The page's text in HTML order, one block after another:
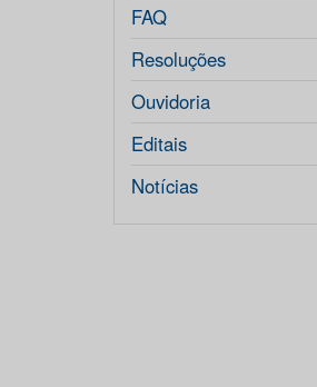
FAQ
Resoluções
Ouvidoria
Editais
Notícias